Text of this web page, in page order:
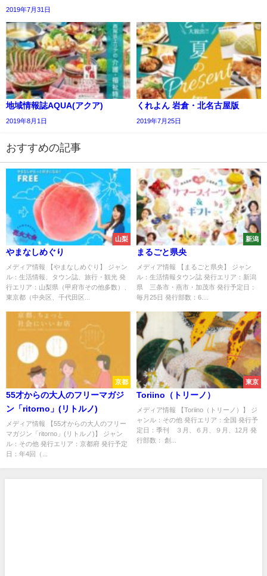
2019年7月31日
地域情報誌AQUA(アクア)
2019年8月1日
くれよん 岩倉・北名古屋版
2019年7月25日
おすすめの記事
山梨
やまなしめぐり
メディア情報 【やまなしめぐり】 ジャン
ル：生活情報、タウン誌、旅行・観光 発
行エリア：山梨県（甲府市その他多数）、
東京都（中央区、千代田区...
新潟
まるごと県央
メディア情報 【まるごと県央】 ジャン
ル：生活情報タウン誌 発行エリア：新潟
県 三条市・燕市・加茂市 発行予定日：
毎月25日 発行部数：6....
京都
55才からの大人のフリーマガジ
ン「ritorno」(リトルノ)
メディア情報 【55才からの大人のフリー
マガジン「ritorno」(リトルノ)】 ジャン
ル：その他 発行エリア：京都府 発行予定
日：年4回（...
東京
Toriino（トリーノ）
メディア情報 【Toriino（トリーノ）】 ジ
ャンル：その他 発行エリア：全国 発行予
定日：季刊 ３月、６月、９月、12月 発
行部数： 創...